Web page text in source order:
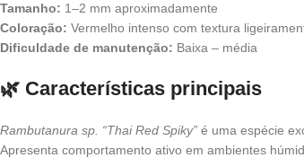
Tamanho: 1–2 mm aproximadamente
Coloração: Vermelho intenso com textura
Dificuldade de manutenção: Baixa – média
🌿 Características principais
Rambutanura sp. “Thai Red Spiky” é uma espécie
Apresenta comportamento ativo em ambientes